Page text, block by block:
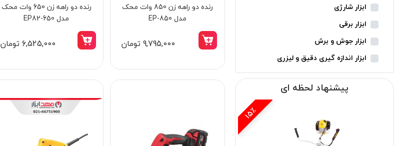
ابزار شارژی
ابزار برقی
ابزار جوش و برش
ابزار اندازه گیری دقیق و لیزری
ابزار باغبانی
ابزار نجاری
ابزار جانبی
بدون دسته‌بندی
پیشنهاد لحظه ای
15٪ 15٪
رنده دو راهه‌ زن 850 وات محک
مدل EP-850
9,795,000 تومان
رنده دو راهه زن 650 وات محک
مدل EP82-650
6,525,000 تومان